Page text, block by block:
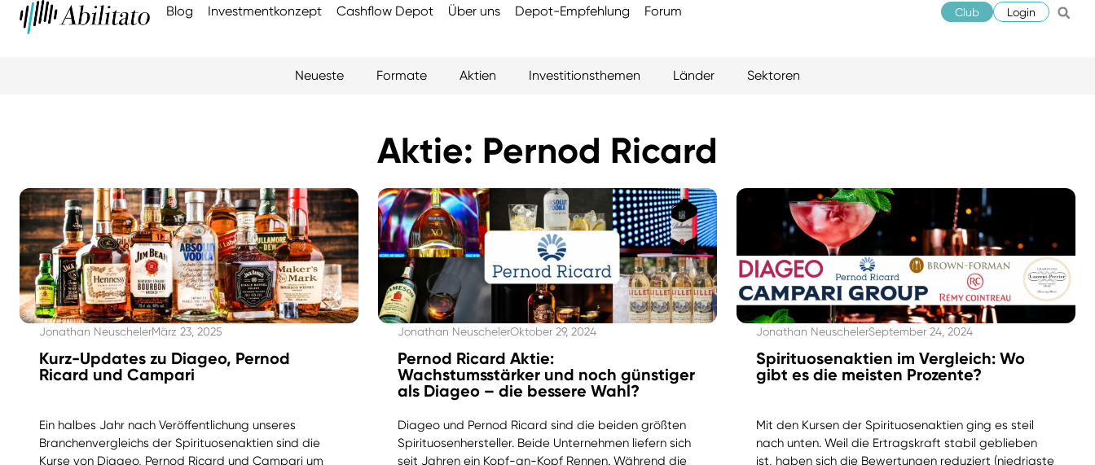
Blog Investmentkonzept Cashflow Depot Über uns Depot-Empfehlung Forum Club Login
Neueste Formate Aktien Investitionsthemen Länder Sektoren
Aktie: Pernod Ricard
Jonathan NeuschelerMärz 23, 2025
Kurz-Updates zu Diageo, Pernod
Ricard und Campari
Ein halbes Jahr nach Veröffentlichung unseres
Branchenvergleichs der Spirituosenaktien sind die
Kurse von Diageo, Pernod Ricard und Campari um
Jonathan NeuschelerOktober 29, 2024
Pernod Ricard Aktie:
Wachstumsstärker und noch günstiger
als Diageo – die bessere Wahl?
Diageo und Pernod Ricard sind die beiden größten
Spirituosenhersteller. Beide Unternehmen liefern sich
seit Jahren ein Kopf-an-Kopf Rennen. Während die
Jonathan NeuschelerSeptember 24, 2024
Spirituosenaktien im Vergleich: Wo
gibt es die meisten Prozente?
Mit den Kursen der Spirituosenaktien ging es steil
nach unten. Weil die Ertragskraft stabil geblieben
ist, haben sich die Bewertungen reduziert (niedrigste